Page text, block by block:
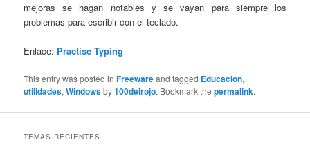
mejoras se hagan notables y se vayan para siempre los
problemas para escribir con el teclado.
Enlace: Practise Typing
This entry was posted inFreewareand tagged Educacion,
utilidades,Windowsby100delrojo. Bookmark thepermalink.
TEMAS RECIENTES